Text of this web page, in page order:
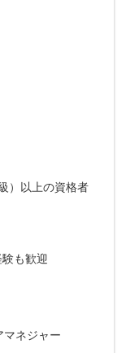
）以上の資格者
も歓迎
マネジャー